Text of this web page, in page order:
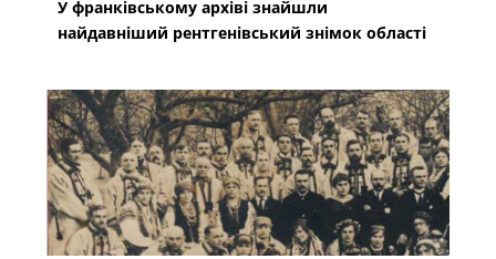
У франківському архіві знайшли
найдавніший рентгенівський знімок області